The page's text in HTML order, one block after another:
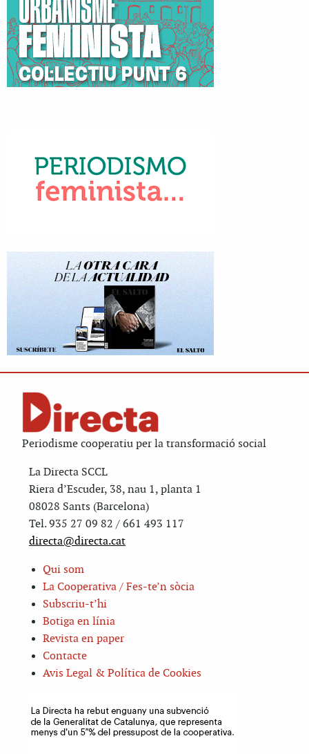
Periodisme cooperatiu per la transformació social
La Directa SCCL
Riera d’Escuder, 38, nau 1, planta 1
08028 Sants (Barcelona)
Tel. 935 27 09 82 / 661 493 117
directa@directa.cat
Qui som
La Cooperativa / Fes-te’n sòcia
Subscriu-t’hi
Botiga en línia
Revista en paper
Contacte
Avis Legal & Política de Cookies